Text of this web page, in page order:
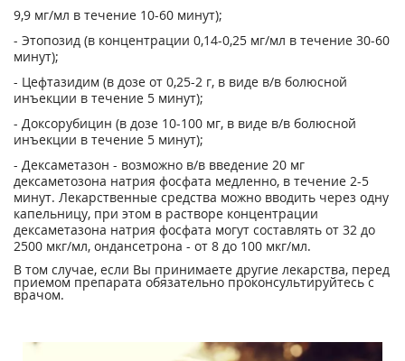
9,9 мг/мл в течение 10-60 минут);
- Этопозид (в концентрации 0,14-0,25 мг/мл в течение 30-60
минут);
- Цефтазидим (в дозе от 0,25-2 г, в виде в/в болюсной
инъекции в течение 5 минут);
- Доксорубицин (в дозе 10-100 мг, в виде в/в болюсной
инъекции в течение 5 минут);
- Дексаметазон - возможно в/в введение 20 мг
дексаметозона натрия фосфата медленно, в течение 2-5
минут. Лекарственные средства можно вводить через одну
капельницу, при этом в растворе концентрации
дексаметазона натрия фосфата могут составлять от 32 до
2500 мкг/мл, ондансетрона - от 8 до 100 мкг/мл.
В том случае, если Вы принимаете другие лекарства, перед
приемом препарата обязательно проконсультируйтесь с
врачом.